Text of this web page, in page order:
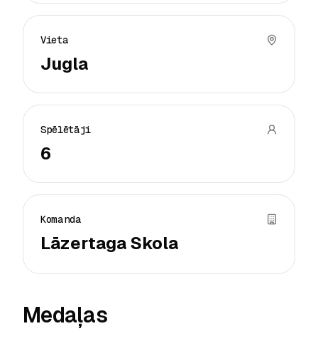
Vieta
Jugla
Spēlētāji
6
Komanda
Lāzertaga Skola
Medaļas